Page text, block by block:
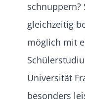
schnuppern?
gleichzeitig
möglich mit
Universität
besonders